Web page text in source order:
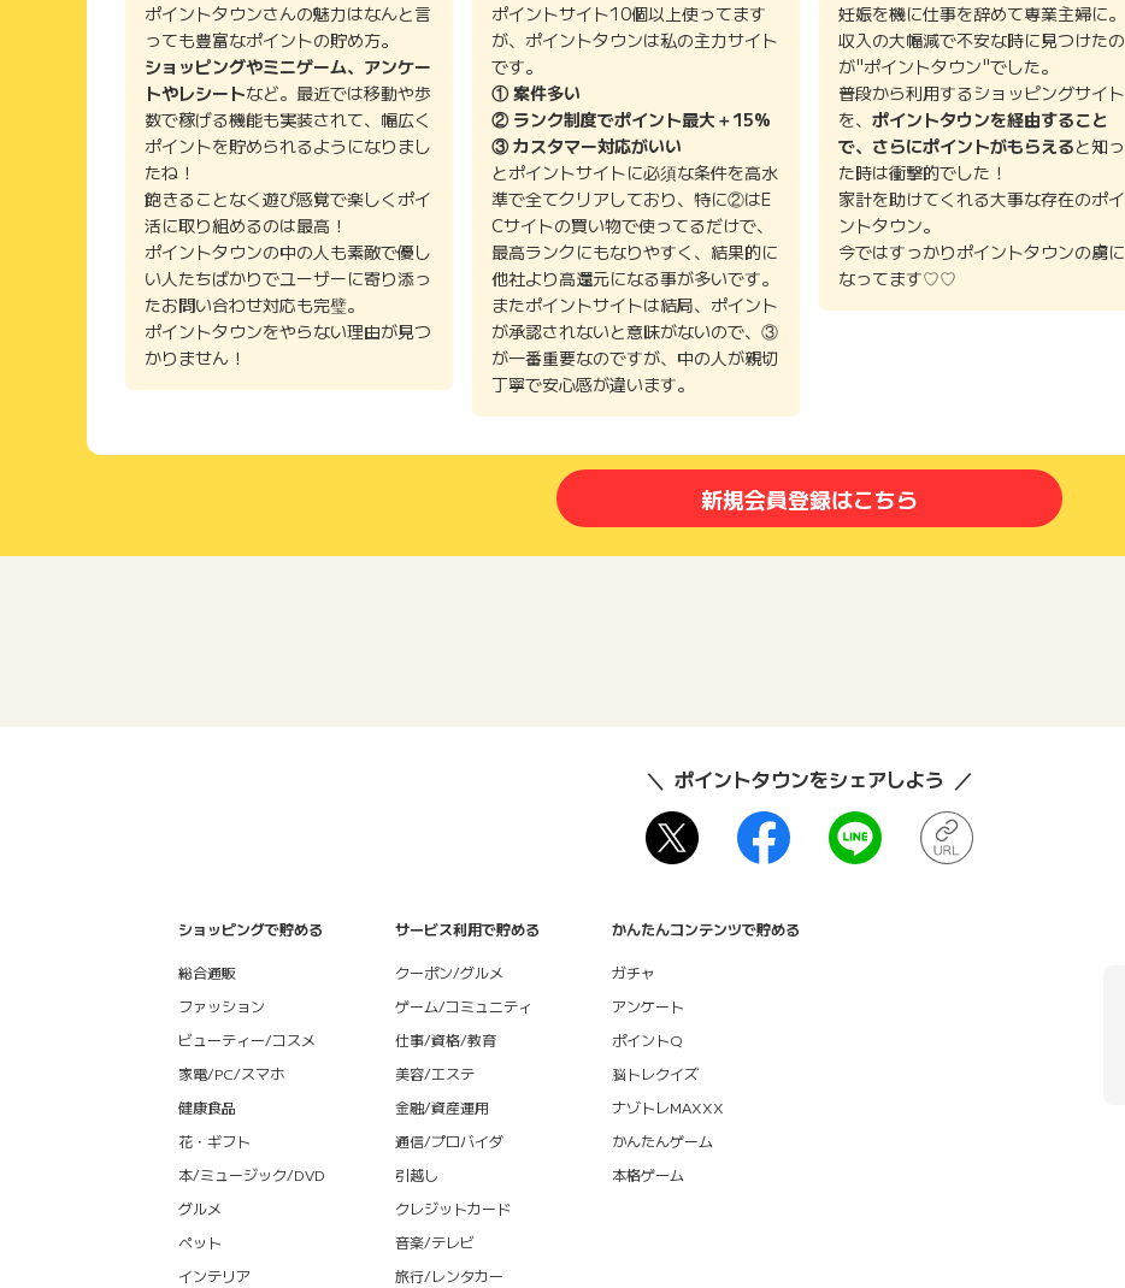
ポイントタウンさんの魅力はなんと言
っても豊富なポイントの貯め方。
ショッピングやミニゲーム、アンケー
トやレシートなど。最近では移動や歩
数で稼げる機能も実装されて、幅広く
ポイントを貯められるようになりまし
たね！
飽きることなく遊び感覚で楽しくポイ
活に取り組めるのは最高！
ポイントタウンの中の人も素敵で優し
い人たちばかりでユーザーに寄り添っ
たお問い合わせ対応も完璧。
ポイントタウンをやらない理由が見つ
かりません！
ポイントサイト10個以上使ってます
が、ポイントタウンは私の主力サイト
です。
① 案件多い
② ランク制度でポイント最大＋15%
③ カスタマー対応がいい
とポイントサイトに必須な条件を高水
準で全てクリアしており、特に②はE
Cサイトの買い物で使ってるだけで、
最高ランクにもなりやすく、結果的に
他社より高還元になる事が多いです。
またポイントサイトは結局、ポイント
が承認されないと意味がないので、③
が一番重要なのですが、中の人が親切
丁寧で安心感が違います。
妊娠を機に仕事を辞めて専業主婦に。
収入の大幅減で不安な時に見つけたの
が"ポイントタウン"でした。
普段から利用するショッピングサイト
を、 ポイントタウンを経由すること
で、さらにポイントがもらえると知っ
た時は衝撃的でした！
家計を助けてくれる大事な存在のポイ
ントタウン。
今ではすっかりポイントタウンの虜に
なってます♡♡
新規会員登録はこちら
ポイントタウンをシェアしよう
ショッピングで貯める
総合通販
ファッション
ビューティー/コスメ
家電/PC/スマホ
健康食品
花・ギフト
本/ミュージック/DVD
グルメ
ペット
インテリア
サービス利用で貯める
クーポン/グルメ
ゲーム/コミュニティ
仕事/資格/教育
美容/エステ
金融/資産運用
通信/プロバイダ
引越し
クレジットカード
音楽/テレビ
旅行/レンタカー
かんたんコンテンツで貯める
ガチャ
アンケート
ポイントQ
脳トレクイズ
ナゾトレMAXXX
かんたんゲーム
本格ゲーム